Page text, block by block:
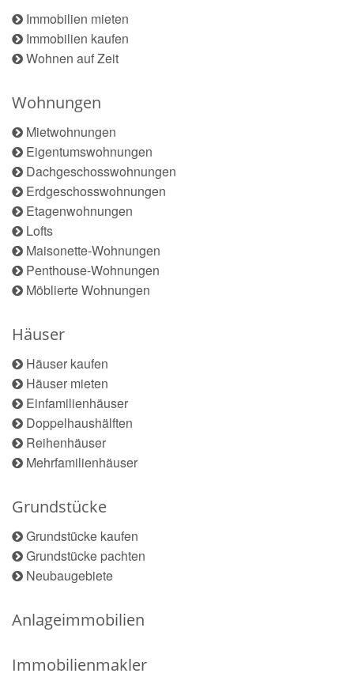
Immobilien mieten
Immobilien kaufen
Wohnen auf Zeit
Wohnungen
Mietwohnungen
Eigentumswohnungen
Dachgeschosswohnungen
Erdgeschosswohnungen
Etagenwohnungen
Lofts
Maisonette-Wohnungen
Penthouse-Wohnungen
Möblierte Wohnungen
Häuser
Häuser kaufen
Häuser mieten
Einfamilienhäuser
Doppelhaushälften
Reihenhäuser
Mehrfamilienhäuser
Grundstücke
Grundstücke kaufen
Grundstücke pachten
Neubaugebiete
Anlageimmobilien
Immobilienmakler